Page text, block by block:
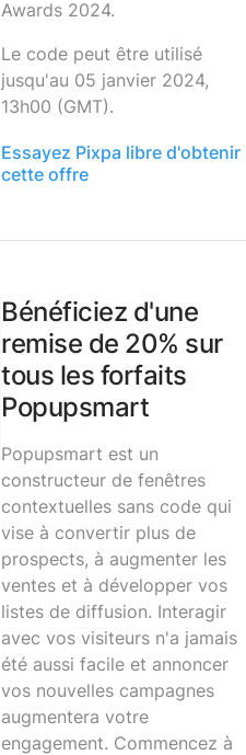
Awards 2024.
Le code peut être utilisé
jusqu'au 05 janvier 2024,
13h00 (GMT).
Essayez Pixpa libre d'obtenir
cette offre
Bénéficiez d'une
remise de 20% sur
tous les forfaits
Popupsmart
Popupsmart est un
constructeur de fenêtres
contextuelles sans code qui
vise à convertir plus de
prospects, à augmenter les
ventes et à développer vos
listes de diffusion. Interagir
avec vos visiteurs n'a jamais
été aussi facile et annoncer
vos nouvelles campagnes
augmentera votre
engagement. Commencez à